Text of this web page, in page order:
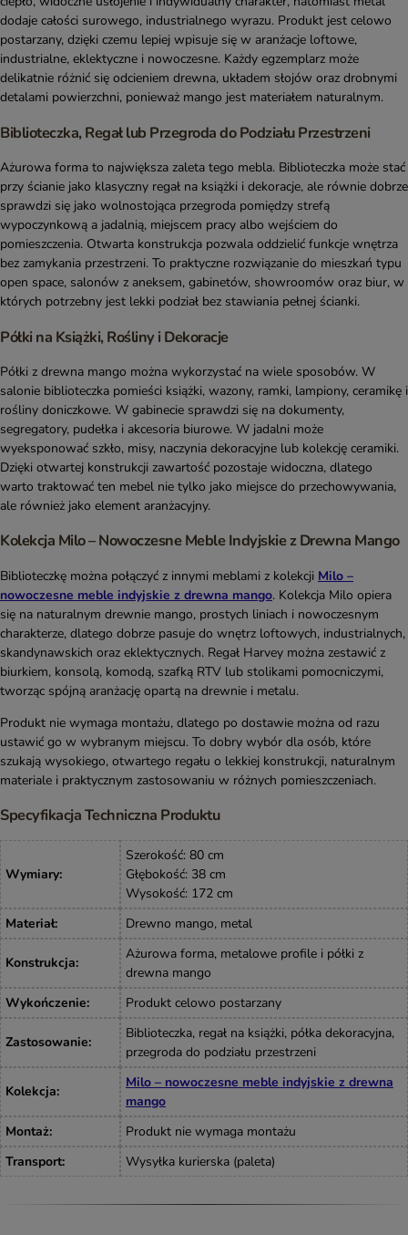
dodaje całości surowego, industrialnego wyrazu. Produkt jest celowo
postarzany, dzięki czemu lepiej wpisuje się w aranżacje loftowe,
industrialne, eklektyczne i nowoczesne. Każdy egzemplarz może
delikatnie różnić się odcieniem drewna, układem słojów oraz drobnymi
detalami powierzchni, ponieważ mango jest materiałem naturalnym.
Biblioteczka, Regał lub Przegroda do Podziału Przestrzeni
Ażurowa forma to największa zaleta tego mebla. Biblioteczka może stać
przy ścianie jako klasyczny regał na książki i dekoracje, ale równie dobrze
sprawdzi się jako wolnostojąca przegroda pomiędzy strefą
wypoczynkową a jadalnią, miejscem pracy albo wejściem do
pomieszczenia. Otwarta konstrukcja pozwala oddzielić funkcje wnętrza
bez zamykania przestrzeni. To praktyczne rozwiązanie do mieszkań typu
open space, salonów z aneksem, gabinetów, showroomów oraz biur, w
których potrzebny jest lekki podział bez stawiania pełnej ścianki.
Półki na Książki, Rośliny i Dekoracje
Półki z drewna mango można wykorzystać na wiele sposobów. W
salonie biblioteczka pomieści książki, wazony, ramki, lampiony, ceramikę i
rośliny doniczkowe. W gabinecie sprawdzi się na dokumenty,
segregatory, pudełka i akcesoria biurowe. W jadalni może
wyeksponować szkło, misy, naczynia dekoracyjne lub kolekcję ceramiki.
Dzięki otwartej konstrukcji zawartość pozostaje widoczna, dlatego
warto traktować ten mebel nie tylko jako miejsce do przechowywania,
ale również jako element aranżacyjny.
Kolekcja Milo – Nowoczesne Meble Indyjskie z Drewna Mango
Biblioteczkę można połączyć z innymi meblami z kolekcji Milo –
nowoczesne meble indyjskie z drewna mango. Kolekcja Milo opiera
się na naturalnym drewnie mango, prostych liniach i nowoczesnym
charakterze, dlatego dobrze pasuje do wnętrz loftowych, industrialnych,
skandynawskich oraz eklektycznych. Regał Harvey można zestawić z
biurkiem, konsolą, komodą, szafką RTV lub stolikami pomocniczymi,
tworząc spójną aranżację opartą na drewnie i metalu.
Produkt nie wymaga montażu, dlatego po dostawie można od razu
ustawić go w wybranym miejscu. To dobry wybór dla osób, które
szukają wysokiego, otwartego regału o lekkiej konstrukcji, naturalnym
materiale i praktycznym zastosowaniu w różnych pomieszczeniach.
Specyfikacja Techniczna Produktu
Wymiary:
Szerokość: 80 cm
Głębokość: 38 cm
Wysokość: 172 cm
Materiał:
Drewno mango, metal
Konstrukcja:
Ażurowa forma, metalowe profile i półki z
drewna mango
Wykończenie:
Produkt celowo postarzany
Zastosowanie:
Biblioteczka, regał na książki, półka dekoracyjna,
przegroda do podziału przestrzeni
Kolekcja:
Milo – nowoczesne meble indyjskie z drewna
mango
Montaż:
Produkt nie wymaga montażu
Transport:
Wysyłka kurierska (paleta)